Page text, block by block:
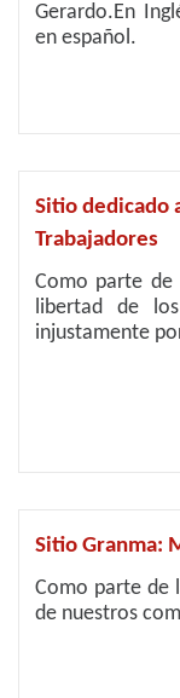
Gerardo.En
en español.
Sitio dedicado
Trabajadores
Como parte
libertad de
injustamente
Sitio Granma:
Como parte de
de nuestros